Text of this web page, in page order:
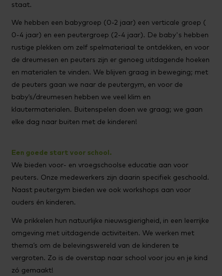
staat.
We hebben een babygroep (0-2 jaar) een verticale groep (
0-4 jaar) en een peutergroep (2-4 jaar). De baby's hebben
rustige plekken om zelf spelmateriaal te ontdekken, en voor
de dreumesen en peuters zijn er genoeg uitdagende hoeken
en materialen te vinden. We blijven graag in beweging; met
de peuters gaan we naar de peutergym, en voor de
baby’s/dreumesen hebben we veel klim en
klautermaterialen. Buitenspelen doen we graag; we gaan
elke dag naar buiten met de kinderen!
Een goede start voor school.
We bieden voor- en vroegschoolse educatie aan voor
peuters. Onze medewerkers zijn daarin specifiek geschoold.
Naast peutergym bieden we ook workshops aan voor
ouders én kinderen.
We prikkelen hun natuurlijke nieuwsgierigheid, in een leerrijke
omgeving met uitdagende activiteiten. We werken met
thema’s om de belevingswereld van de kinderen te
vergroten. Zo is de overstap naar school voor jou en je kind
zó gemaakt!